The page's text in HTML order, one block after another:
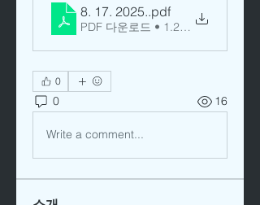
8. 17. 2025..pdf
PDF 다운로드 • 1.22MB
0
0 16
Write a comment...